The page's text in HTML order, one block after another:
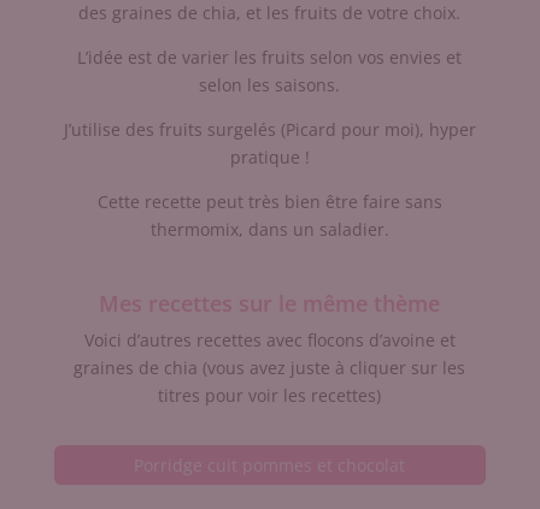
des graines de chia, et les fruits de votre choix.
L’idée est de varier les fruits selon vos envies et
selon les saisons.
J’utilise des fruits surgelés (Picard pour moi), hyper
pratique !
Cette recette peut très bien être faire sans
thermomix, dans un saladier.
Mes recettes sur le même thème
Voici d’autres recettes avec flocons d’avoine et
graines de chia (vous avez juste à cliquer sur les
titres pour voir les recettes)
Porridge cuit pommes et chocolat